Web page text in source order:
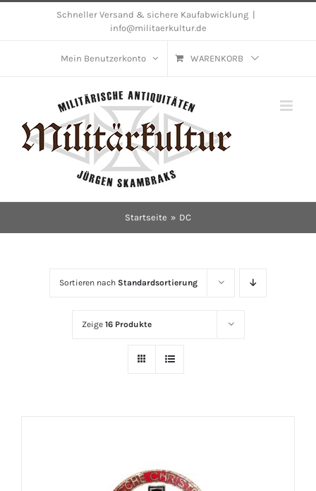
Schneller Versand & sichere Kaufabwicklung
info@militaerkultur.de
Mein Benutzerkonto WARENKORB
Startseite DC
Sortieren nach Standardsortierung
Zeige 16 Produkte